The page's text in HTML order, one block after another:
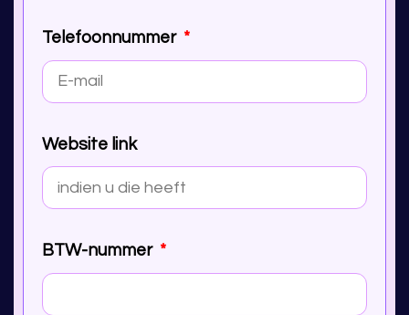
Telefoonnummer
Website link
BTW-nummer